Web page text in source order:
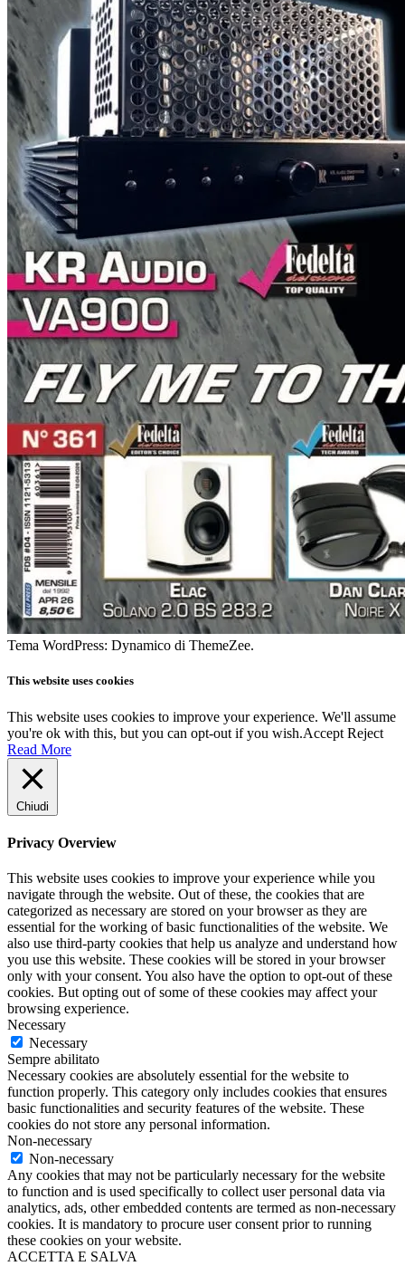
Tema WordPress: Dynamico di ThemeZee.
This website uses cookies
This website uses cookies to improve your experience. We'll assume
you're ok with this, but you can opt-out if you wish.Accept Reject
Read More
Chiudi
Privacy Overview
This website uses cookies to improve your experience while you
navigate through the website. Out of these, the cookies that are
categorized as necessary are stored on your browser as they are
essential for the working of basic functionalities of the website. We
also use third-party cookies that help us analyze and understand how
you use this website. These cookies will be stored in your browser
only with your consent. You also have the option to opt-out of these
cookies. But opting out of some of these cookies may affect your
browsing experience.
Necessary
Necessary
Sempre abilitato
Necessary cookies are absolutely essential for the website to
function properly. This category only includes cookies that ensures
basic functionalities and security features of the website. These
cookies do not store any personal information.
Non-necessary
Non-necessary
Any cookies that may not be particularly necessary for the website
to function and is used specifically to collect user personal data via
analytics, ads, other embedded contents are termed as non-necessary
cookies. It is mandatory to procure user consent prior to running
these cookies on your website.
ACCETTA E SALVA